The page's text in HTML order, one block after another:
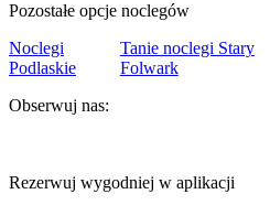
Pozostałe opcje noclegów
Noclegi
Podlaskie
Tanie noclegi Stary
Folwark
Obserwuj nas:
Rezerwuj wygodniej w aplikacji